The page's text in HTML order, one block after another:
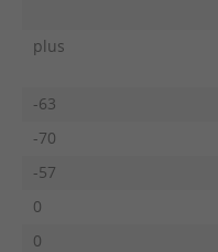
plus
-63
-70
-57
0
0